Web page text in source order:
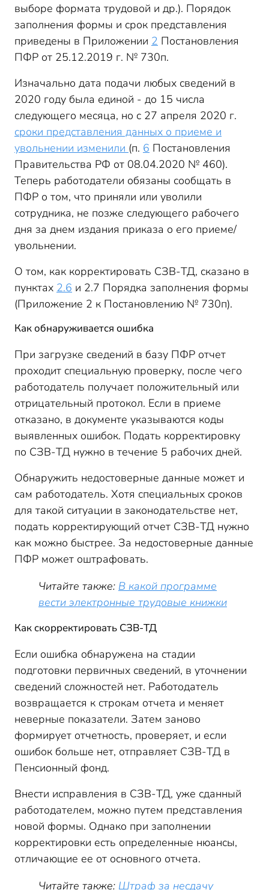
выборе формата трудовой и др.). Порядок
заполнения формы и срок представления
приведены в Приложении 2 Постановления
ПФР от 25.12.2019 г. № 730п.
Изначально дата подачи любых сведений в
2020 году была единой - до 15 числа
следующего месяца, но с 27 апреля 2020 г.
сроки представления данных о приеме и
увольнении изменили (п. 6 Постановления
Правительства РФ от 08.04.2020 № 460).
Теперь работодатели обязаны сообщать в
ПФР о том, что приняли или уволили
сотрудника, не позже следующего рабочего
дня за днем издания приказа о его приеме/
увольнении.
О том, как корректировать СЗВ-ТД, сказано в
пунктах 2.6 и 2.7 Порядка заполнения формы
(Приложение 2 к Постановлению № 730п).
Как обнаруживается ошибка
При загрузке сведений в базу ПФР отчет
проходит специальную проверку, после чего
работодатель получает положительный или
отрицательный протокол. Если в приеме
отказано, в документе указываются коды
выявленных ошибок. Подать корректировку
по СЗВ-ТД нужно в течение 5 рабочих дней.
Обнаружить недостоверные данные может и
сам работодатель. Хотя специальных сроков
для такой ситуации в законодательстве нет,
подать корректирующий отчет СЗВ-ТД нужно
как можно быстрее. За недостоверные данные
ПФР может оштрафовать.
Читайте также: В какой программе
вести электронные трудовые книжки
Как скорректировать СЗВ-ТД
Если ошибка обнаружена на стадии
подготовки первичных сведений, в уточнении
сведений сложностей нет. Работодатель
возвращается к строкам отчета и меняет
неверные показатели. Затем заново
формирует отчетность, проверяет, и если
ошибок больше нет, отправляет СЗВ-ТД в
Пенсионный фонд.
Внести исправления в СЗВ-ТД, уже сданный
работодателем, можно путем представления
новой формы. Однако при заполнении
корректировки есть определенные нюансы,
отличающие ее от основного отчета.
Читайте также: Штраф за несдачу